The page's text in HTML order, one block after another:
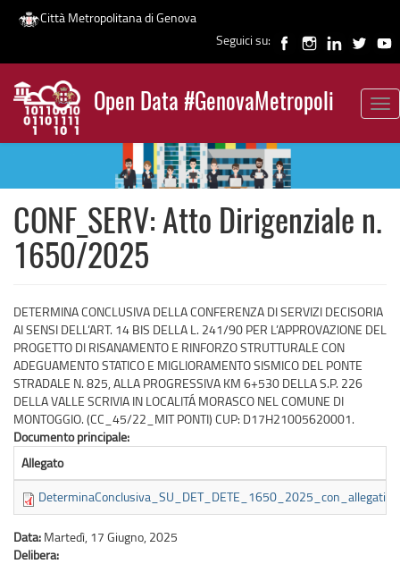
Salta
contenuto
principale
Città Metropolitana di Genova
Seguici su:
Open Data #GenovaMetropoli
News
CONF_SERV: Atto Dirigenziale n.
1650/2025
DETERMINA CONCLUSIVA DELLA CONFERENZA DI SERVIZI DECISORIA
AI SENSI DELL’ART. 14 BIS DELLA L. 241/90 PER L’APPROVAZIONE DEL
PROGETTO DI RISANAMENTO E RINFORZO STRUTTURALE CON
ADEGUAMENTO STATICO E MIGLIORAMENTO SISMICO DEL PONTE
STRADALE N. 825, ALLA PROGRESSIVA KM 6+530 DELLA S.P. 226
DELLA VALLE SCRIVIA IN LOCALITÁ MORASCO NEL COMUNE DI
MONTOGGIO. (CC_45/22_MIT PONTI) CUP: D17H21005620001.
Documento principale:
Allegato
Data: Martedì, 17 Giugno, 2025
Delibera: